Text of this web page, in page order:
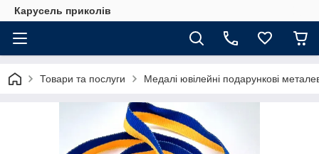
Карусель приколів
Товари та послуги Медалі ювілейні подарункові